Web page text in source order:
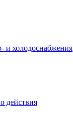
и холодоснабжения
действия